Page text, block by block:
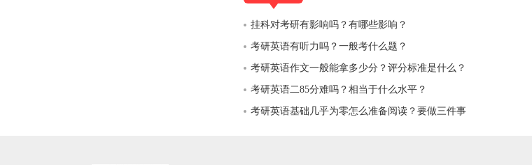
挂科对考研有影响吗？有哪些影响？
考研英语有听力吗？一般考什么题？
考研英语作文一般能拿多少分？评分标准是什么？
考研英语二85分难吗？相当于什么水平？
考研英语基础几乎为零怎么准备阅读？要做三件事